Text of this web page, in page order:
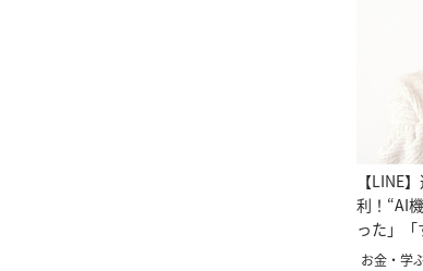
【LINE
利！“AI
った」
い」
お金・学